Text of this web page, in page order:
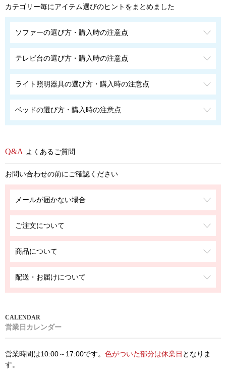
カテゴリー毎にアイテム選びのヒントをまとめました
ソファーの選び方・購入時の注意点
テレビ台の選び方・購入時の注意点
ライト照明器具の選び方・購入時の注意点
ベッドの選び方・購入時の注意点
よくあるご質問
お問い合わせの前にご確認ください
メールが届かない場合
ご注文について
商品について
配送・お届けについて
営業日カレンダー
営業時間は10:00～17:00です。 色がついた部分は休業日 となりま
す。